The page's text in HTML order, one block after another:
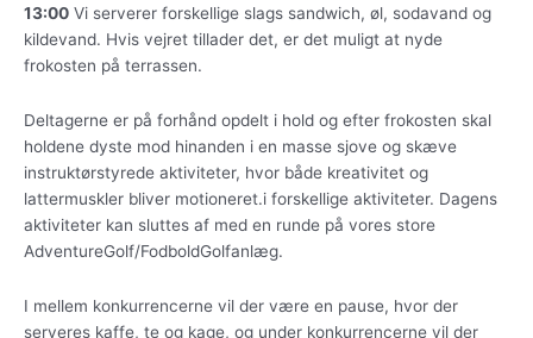
13:00 Vi serverer forskellige slags sandwich, øl, sodavand og
kildevand. Hvis vejret tillader det, er det muligt at nyde
frokosten på terrassen.
Deltagerne er på forhånd opdelt i hold og efter frokosten skal
holdene dyste mod hinanden i en masse sjove og skæve
instruktørstyrede aktiviteter, hvor både kreativitet og
lattermuskler bliver motioneret.i forskellige aktiviteter. Dagens
aktiviteter kan sluttes af med en runde på vores store
AdventureGolf/FodboldGolfanlæg.
I mellem konkurrencerne vil der være en pause, hvor der
serveres kaffe, te og kage, og under konkurrencerne vil der